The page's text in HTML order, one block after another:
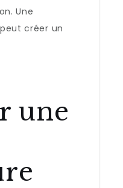
Une
créer un
une